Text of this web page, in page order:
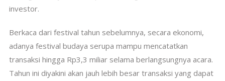
investor.
Berkaca dari festival tahun sebelumnya, secara ekonomi,
adanya festival budaya serupa mampu mencatatkan
transaksi hingga Rp3,3 miliar selama berlangsungnya acara.
Tahun ini diyakini akan jauh lebih besar transaksi yang dapat